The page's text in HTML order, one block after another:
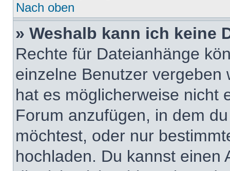
Nach oben
» Weshalb kann ich keine
Rechte für Dateianhänge
einzelne Benutzer
hat es möglicherweise nicht
Forum anzufügen, in dem
möchtest, oder nur
hochladen. Du kannst einen